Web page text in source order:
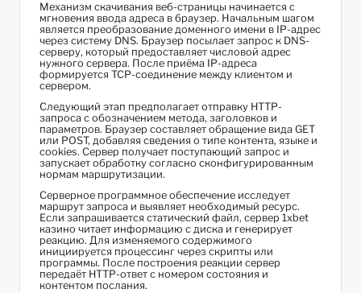
Механизм скачивания веб-страницы начинается с
мгновения ввода адреса в браузер. Начальным шагом
является преобразование доменного имени в IP-адрес
через систему DNS. Браузер посылает запрос к DNS-
серверу, который предоставляет числовой адрес
нужного сервера. После приёма IP-адреса
формируется TCP-соединение между клиентом и
сервером.
Следующий этап предполагает отправку HTTP-
запроса с обозначением метода, заголовков и
параметров. Браузер составляет обращение вида GET
или POST, добавляя сведения о типе контента, языке и
cookies. Сервер получает поступающий запрос и
запускает обработку согласно сконфигурированным
нормам маршрутизации.
Серверное программное обеспечение исследует
маршрут запроса и выявляет необходимый ресурс.
Если запрашивается статический файл, сервер 1xbet
казино читает информацию с диска и генерирует
реакцию. Для изменяемого содержимого
инициируется процессинг через скрипты или
программы. После построения реакции сервер
передаёт HTTP-ответ с номером состояния и
контентом послания.